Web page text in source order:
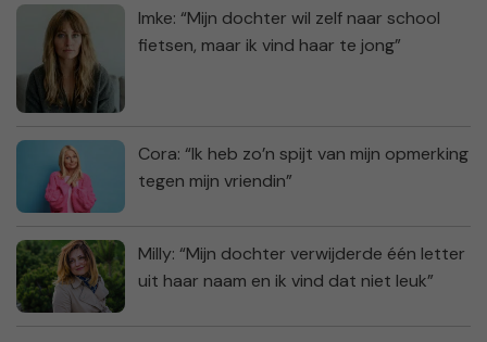
Imke: “Mijn dochter wil zelf naar school
fietsen, maar ik vind haar te jong”
Cora: “Ik heb zo’n spijt van mijn opmerking
tegen mijn vriendin”
Milly: “Mijn dochter verwijderde één letter
uit haar naam en ik vind dat niet leuk”